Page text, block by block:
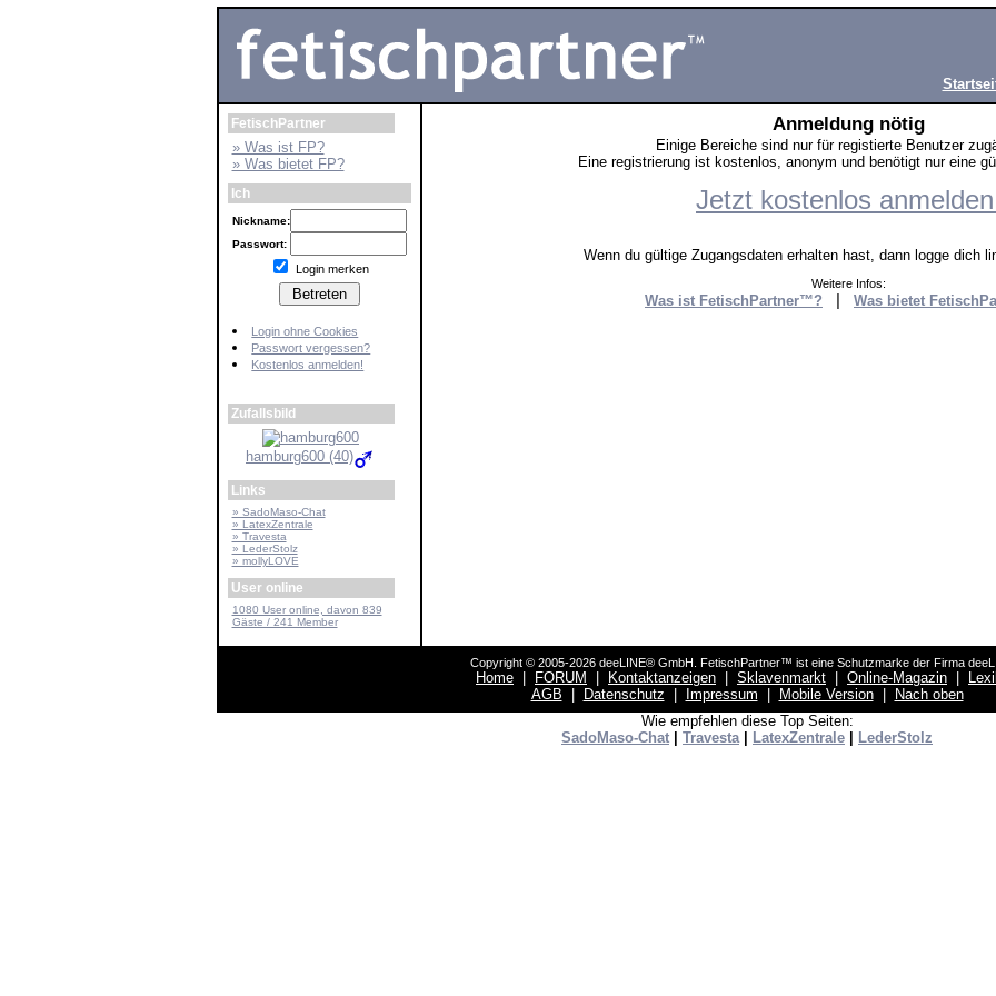
FetischPartner
» Was ist FP?
» Was bietet FP?
Ich
Nickname:
Passwort:
Login merken
Login ohne Cookies
Passwort vergessen?
Kostenlos anmelden!
Zufallsbild
hamburg600 (40)
Links
» SadoMaso-Chat
» LatexZentrale
» Travesta
» LederStolz
» mollyLOVE
User online
1080 User online, davon 839
Gäste / 241 Member
Anmeldung nötig
Einige Bereiche sind nur für registierte Benutzer
Eine registrierung ist kostenlos, anonym und benötigt nur eine
Jetzt kostenlos
Wenn du gültige Zugangsdaten erhalten hast, dann logge dich
Weitere Infos:
Was ist FetischPartner™? | Was bietet
Copyright © 2005-2026 deeLINE® GmbH. FetischPartner™ ist eine Schutzmarke der Firma
Home FORUM Kontaktanzeigen Sklavenmarkt Online-Magazin
AGB
Datenschutz Impressum Mobile Version|
Nach oben
Wie empfehlen diese Top Seiten:
SadoMaso-Chat
Travesta| LatexZentrale LederStolz